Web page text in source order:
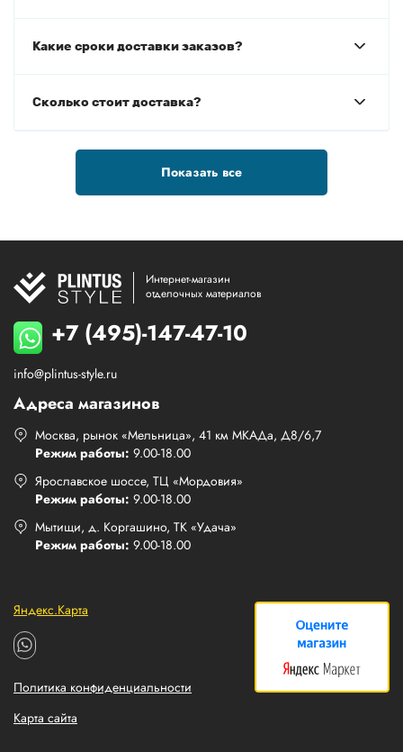
Какие сроки доставки заказов?
Сколько стоит доставка?
Показать все
Интернет-магазин
отделочных материалов
+7 (495)-147-47-10
info@plintus-style.ru
Адреса магазинов
Москва, рынок «Мельница», 41 км МКАДа, Д8/6,7
Режим работы: 9.00-18.00
Ярославское шоссе, ТЦ «Мордовия»
Режим работы: 9.00-18.00
Мытищи, д. Коргашино, ТК «Удача»
Режим работы: 9.00-18.00
Яндекс.Карта
Политика конфиденциальности
Карта сайта